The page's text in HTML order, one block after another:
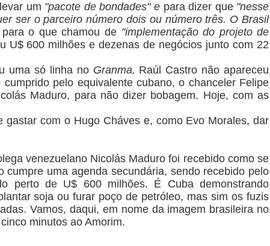
um "pacote de bondades" e para dizer que "nesse
ser o parceiro número dois ou número três. O Brasil
o que chamou de "implementação do projeto de
U$ 600 milhões e dezenas de negócios junto com 22
uma só linha no Granma. Raúl Castro não apareceu
pelo equivalente cubano, o chanceler Felipe
Maduro, para não dizer bobagem. Hoje, com as
com o Hugo Cháves e, como Evo Morales, dar
venezuelano Nicolás Maduro foi recebido como se
uma agenda secundária, sendo recebido pelo
perto de U$ 600 milhões. É Cuba demonstrando
soja ou furar poço de petróleo, mas sim os fuzis
Vamos, daqui, em nome da imagem brasileira no
minutos ao Amorim.